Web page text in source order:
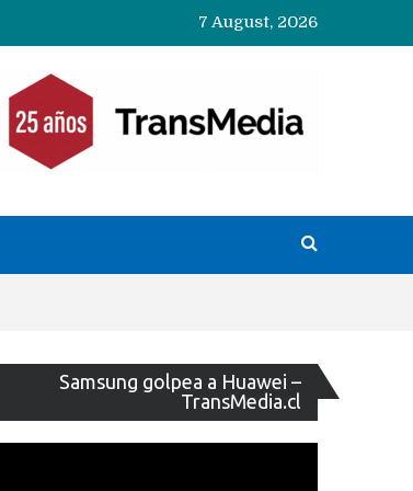
7 August, 2026
Samsung golpea a Huawei –
TransMedia.cl
de
vídeo